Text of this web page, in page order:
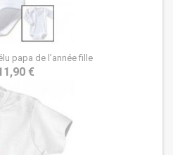
papa de l’année fille
€